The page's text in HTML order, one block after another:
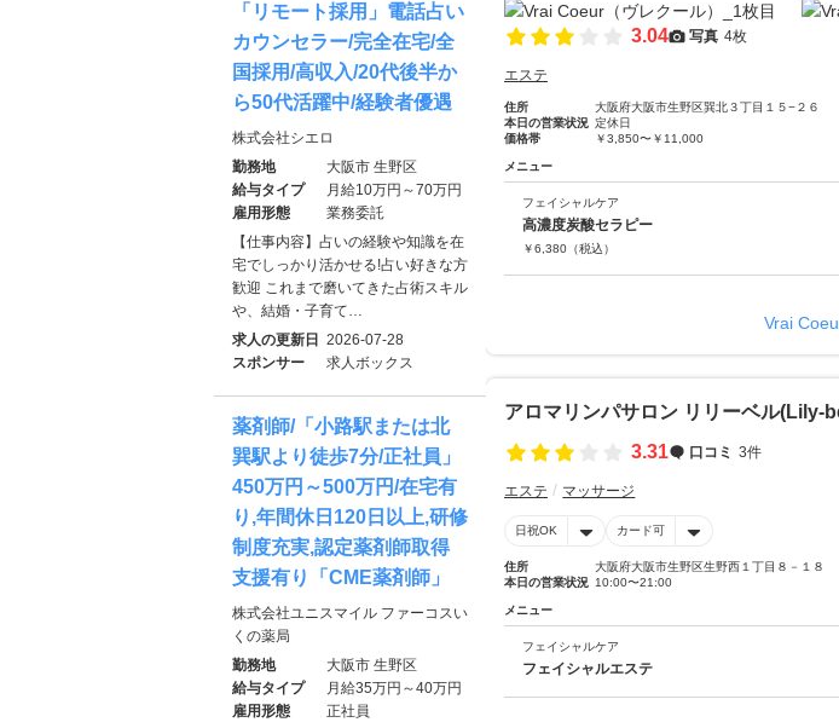
3.04 写真 4枚
エステ
住所
大阪府大阪市生野区巽北３丁目１５−２６
本日の営業状況 定休日
価格帯
￥3,850〜￥11,000
メニュー
フェイシャルケア
高濃度炭酸セラピー
￥6,380 （税込）
Vrai
アロマリンパサロン リリーベル(Lily-
3.31
口コミ 3件
エステ マッサージ
日祝OK カード可
住所
大阪府大阪市生野区生野西１丁目８－１８
本日の営業状況 10:00〜21:00
メニュー
フェイシャルケア
フェイシャルエステ
「リモート採用」電話占い
カウンセラー/完全在宅/全
国採用/高収入/20代後半か
ら50代活躍中/経験者優遇
株式会社シエロ
勤務地
大阪市 生野区
給与タイプ
月給10万円～70万円
雇用形態
業務委託
【仕事内容】占いの経験や知識を在
宅でしっかり活かせる!占い好きな方
歓迎 これまで磨いてきた占術スキル
や、結婚・子育て…
求人の更新日 2026-07-28
スポンサー
求人ボックス
薬剤師/「小路駅または北
巽駅より徒歩7分/正社員」
450万円～500万円/在宅有
り,年間休日120日以上,研修
制度充実,認定薬剤師取得
支援有り「CME薬剤師」
株式会社ユニスマイル ファーコスい
くの薬局
勤務地
大阪市 生野区
給与タイプ
月給35万円～40万円
雇用形態
正社員